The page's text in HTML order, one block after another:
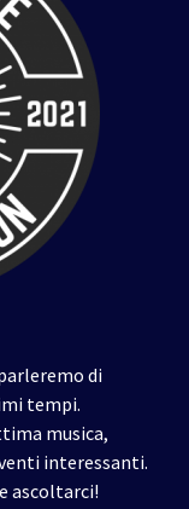
di
tempi.
musica,
interessanti.
ascoltarci!